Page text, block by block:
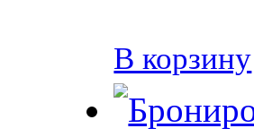
В корзину